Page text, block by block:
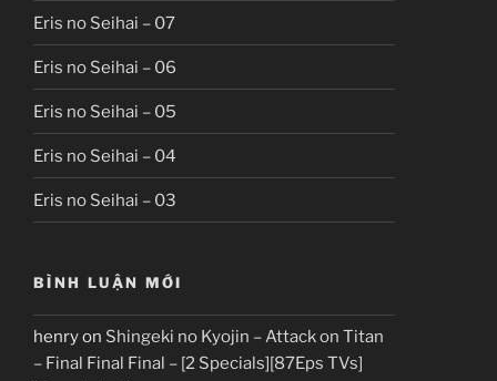
Eris no Seihai – 07
Eris no Seihai – 06
Eris no Seihai – 05
Eris no Seihai – 04
Eris no Seihai – 03
BÌNH LUẬN MỚI
henryon Shingeki no Kyojin – Attack on Titan
– Final Final Final – [2 Specials][87Eps TVs]